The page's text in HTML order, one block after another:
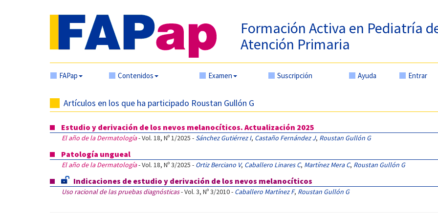
Formación Activa en Pediatría
Atención Primaria
FAPap Contenidos Examen Suscripción Ayuda Entrar
Artículos en los que ha participado Roustan Gullón G
Estudio y derivación de los nevos melanocíticos. Actualización 2025
El año de la Dermatología- Vol. 18, Nº 1/2025 - Sánchez Gutiérrez I, Castaño Fernández J, Roustan Gullón G
Patología ungueal
El año de la Dermatología- Vol. 18, Nº 3/2025 - Ortiz Berciano V, Caballero Linares C, Martínez Mera C, Roustan Gullón G
Indicaciones de estudio y derivación de los nevos melanocíticos
Uso racional de las pruebas diagnósticas- Vol. 3, Nº 3/2010 - Caballero Martínez F, Roustan Gullón G